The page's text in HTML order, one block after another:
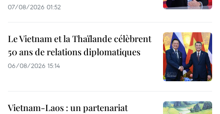
07/08/2026 01:52
Le Vietnam et la Thaïlande célèbrent
50 ans de relations diplomatiques
06/08/2026 15:14
Vietnam-Laos : un partenariat